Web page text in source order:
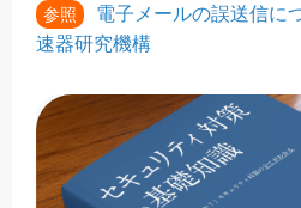
参照
電子メールの誤送信に
速器研究機構